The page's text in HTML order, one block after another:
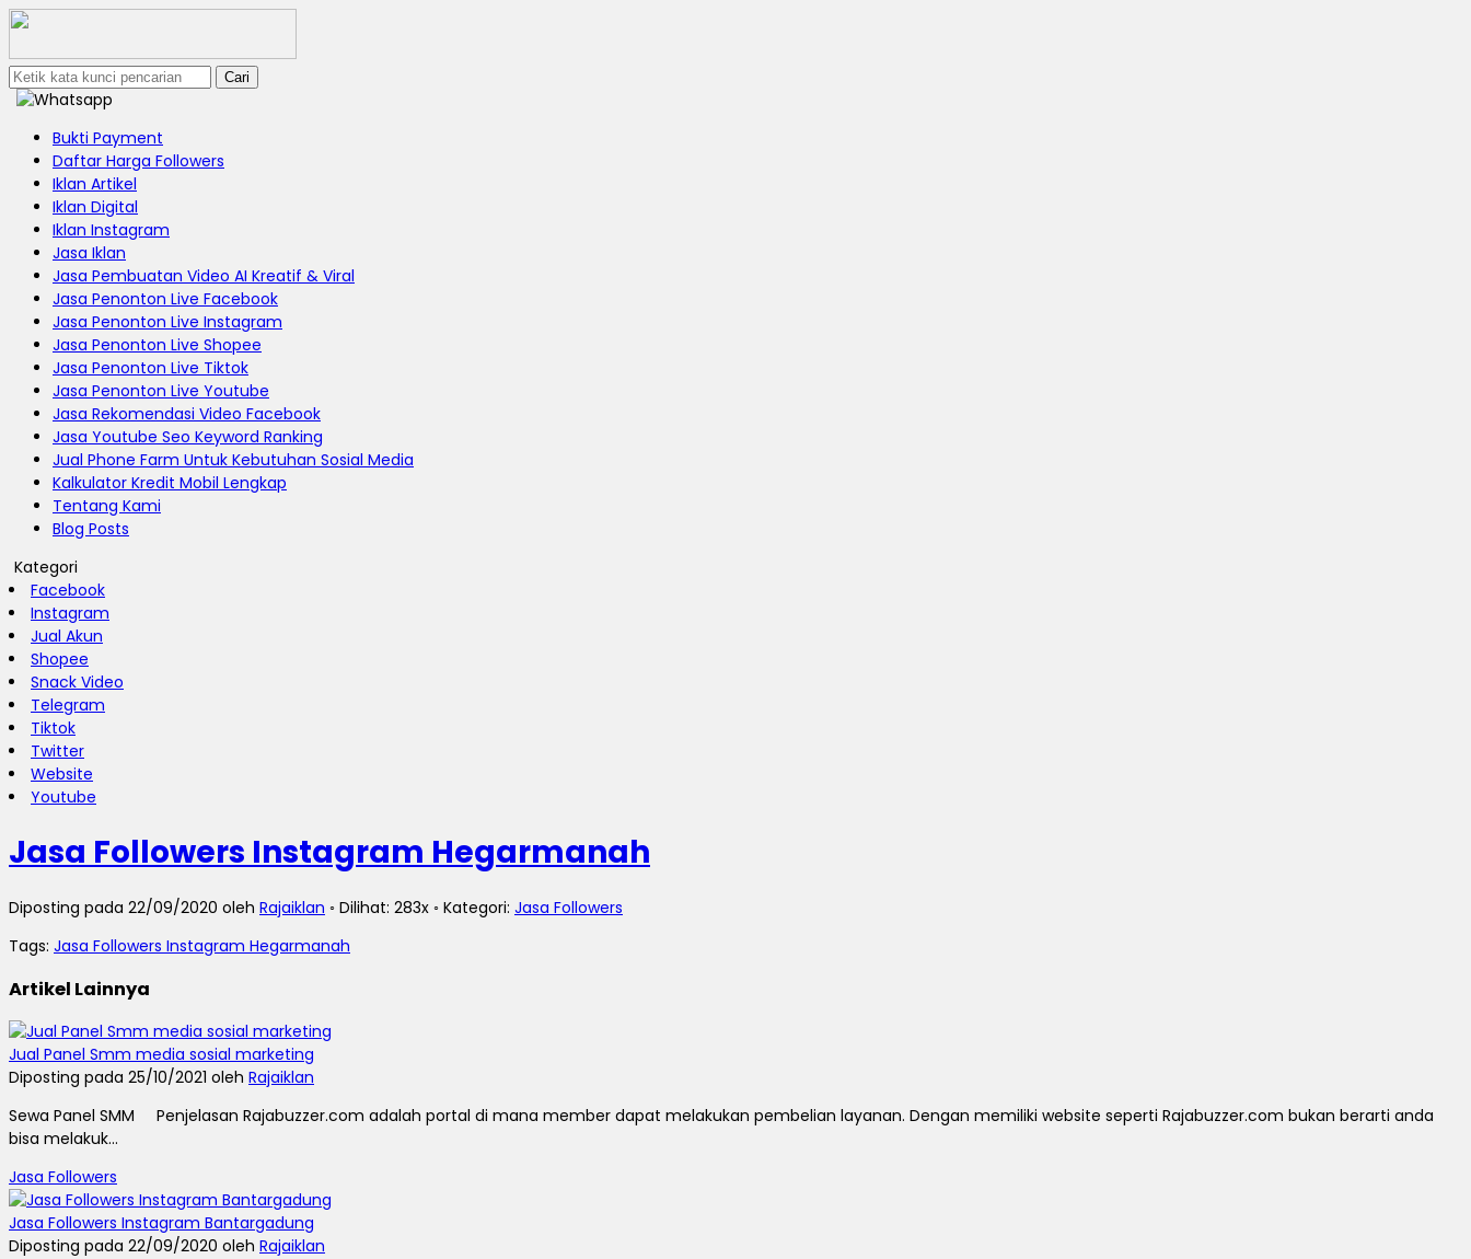
Cari
Bukti Payment
Daftar Harga Followers
Iklan Artikel
Iklan Digital
Iklan Instagram
Jasa Iklan
Jasa Pembuatan Video AI Kreatif & Viral
Jasa Penonton Live Facebook
Jasa Penonton Live Instagram
Jasa Penonton Live Shopee
Jasa Penonton Live Tiktok
Jasa Penonton Live Youtube
Jasa Rekomendasi Video Facebook
Jasa Youtube Seo Keyword Ranking
Jual Phone Farm Untuk Kebutuhan Sosial Media
Kalkulator Kredit Mobil Lengkap
Tentang Kami
Blog Posts
Kategori
Facebook
Instagram
Jual Akun
Shopee
Snack Video
Telegram
Tiktok
Twitter
Website
Youtube
Jasa Followers Instagram Hegarmanah
Diposting pada 22/09/2020 oleh Rajaiklan ◦ Dilihat: 283x ◦ Kategori: Jasa Followers
Tags: Jasa Followers Instagram Hegarmanah
Artikel Lainnya
Jual Panel Smm media sosial marketing
Diposting pada 25/10/2021 oleh Rajaiklan
Sewa Panel SMM Penjelasan Rajabuzzer.com adalah portal di mana member dapat melakukan pembelian layanan. Dengan memiliki website seperti Rajabuzzer.com bukan berarti anda
bisa melakuk...
Jasa Followers
Jasa Followers Instagram Bantargadung
Diposting pada 22/09/2020 oleh Rajaiklan